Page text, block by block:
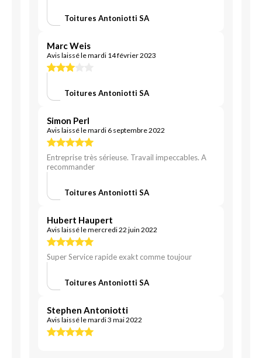
Toitures Antoniotti SA
Marc Weis
Avis laissé le mardi 14 février 2023
Toitures Antoniotti SA
Simon Perl
Avis laissé le mardi 6 septembre 2022
Entreprise très sérieuse. Travail impeccables. A
recommander
Toitures Antoniotti SA
Hubert Haupert
Avis laissé le mercredi 22 juin 2022
Super Service rapide exakt comme toujour
Toitures Antoniotti SA
Stephen Antoniotti
Avis laissé le mardi 3 mai 2022